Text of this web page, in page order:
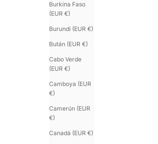
Burkina Faso
(EUR €)
Burundi (EUR €)
Bután (EUR €)
Cabo Verde
(EUR €)
Camboya (EUR
€)
Camerún (EUR
€)
Canadá (EUR €)
Brazalete de oro vermeil